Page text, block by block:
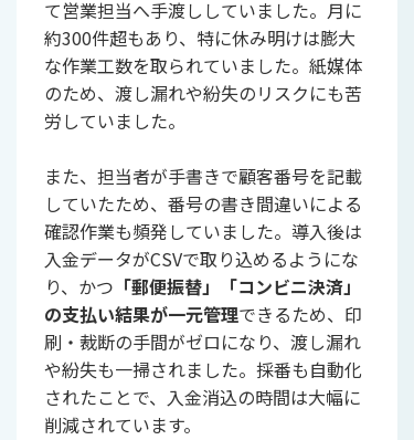
て営業担当へ手渡ししていました。月に
約300件超もあり、特に休み明けは膨大
な作業工数を取られていました。紙媒体
のため、渡し漏れや紛失のリスクにも苦
労していました。
また、担当者が手書きで顧客番号を記載
していたため、番号の書き間違いによる
確認作業も頻発していました。導入後は
入金データがCSVで取り込めるようにな
り、かつ 「郵便振替」「コンビニ決済」
の支払い結果が一元管理できるため、印
刷・裁断の手間がゼロになり、渡し漏れ
や紛失も一掃されました。採番も自動化
されたことで、入金消込の時間は大幅に
削減されています。